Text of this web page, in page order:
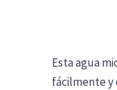
Esta agua
fácilmente y